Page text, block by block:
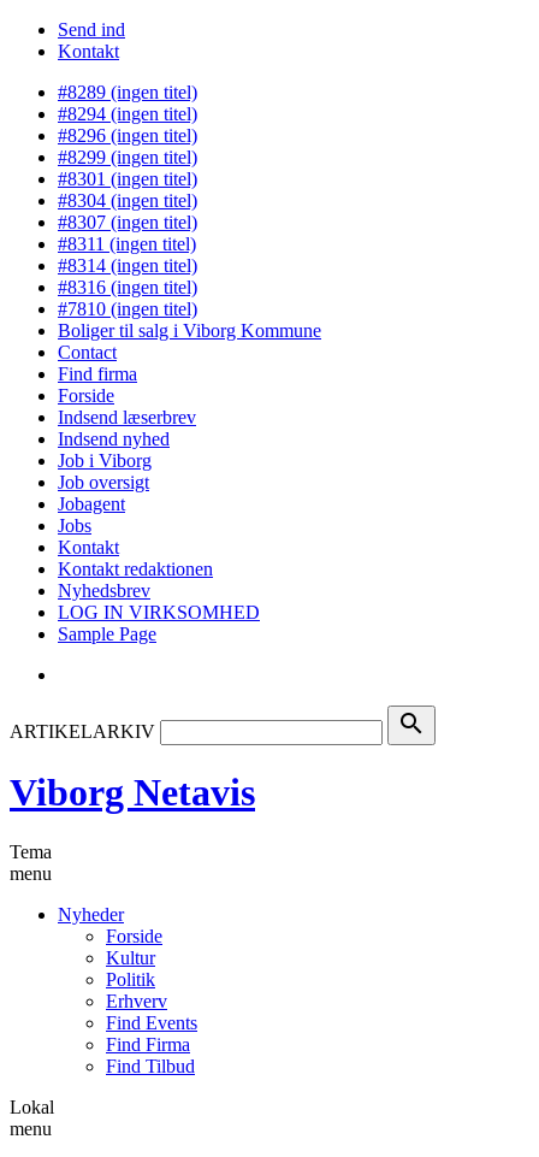
Send ind
Kontakt
#8289 (ingen titel)
#8294 (ingen titel)
#8296 (ingen titel)
#8299 (ingen titel)
#8301 (ingen titel)
#8304 (ingen titel)
#8307 (ingen titel)
#8311 (ingen titel)
#8314 (ingen titel)
#8316 (ingen titel)
#7810 (ingen titel)
Boliger til salg i Viborg Kommune
Contact
Find firma
Forside
Indsend læserbrev
Indsend nyhed
Job i Viborg
Job oversigt
Jobagent
Jobs
Kontakt
Kontakt redaktionen
Nyhedsbrev
LOG IN VIRKSOMHED
Sample Page
ARTIKELARKIV search
Viborg Netavis
Tema
menu
Nyheder
Forside
Kultur
Politik
Erhverv
Find Events
Find Firma
Find Tilbud
Lokal
menu